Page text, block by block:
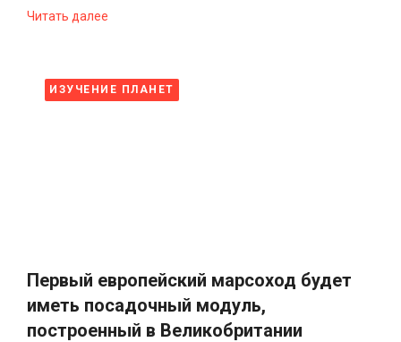
Читать далее
ИЗУЧЕНИЕ ПЛАНЕТ
Первый европейский марсоход будет
иметь посадочный модуль,
построенный в Великобритании